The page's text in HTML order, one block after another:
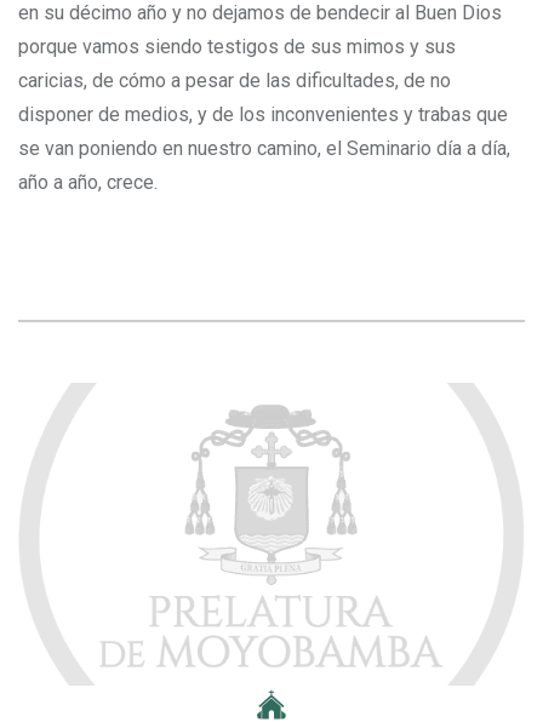
en su décimo año y no dejamos de bendecir al Buen Dios
porque vamos siendo testigos de sus mimos y sus
caricias, de cómo a pesar de las dificultades, de no
disponer de medios, y de los inconvenientes y trabas que
se van poniendo en nuestro camino, el Seminario día a día,
año a año, crece.